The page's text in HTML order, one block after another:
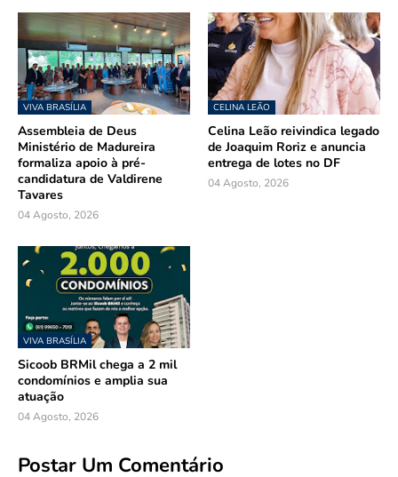
VIVA BRASÍLIA
Assembleia de Deus
Ministério de Madureira
formaliza apoio à pré-
candidatura de Valdirene
Tavares
04 Agosto, 2026
CELINA LEÃO
Celina Leão reivindica legado
de Joaquim Roriz e anuncia
entrega de lotes no DF
04 Agosto, 2026
VIVA BRASÍLIA
Sicoob BRMil chega a 2 mil
condomínios e amplia sua
atuação
04 Agosto, 2026
Postar Um Comentário